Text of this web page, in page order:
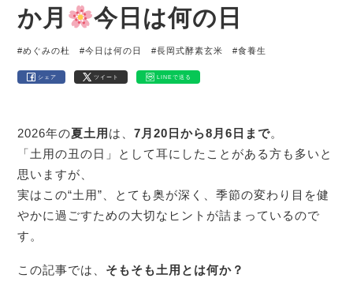
か月
今日は何の日
#めぐみの杜 #今日は何の日 #長岡式酵素玄米 #食養生
シェア ツイート LINEで送る
2026年の夏土用 は、7月20日から8月6日まで。
「土用の丑の日」として耳にしたことがある方も多いと
思いますが、
実はこの“土用”、とても奥が深く、季節の変わり目を健
やかに過ごすための大切なヒントが詰まっているので
す。
この記事では、 そもそも土用とは何か？